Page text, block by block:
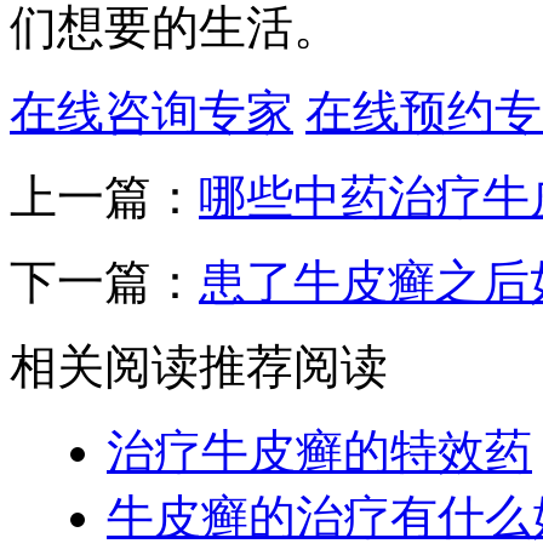
们想要的生活。
在线咨询专家 在线预约
上一篇： 哪些中药治疗
下一篇： 患了牛皮癣之
相关阅读推荐阅读
治疗牛皮癣的特效药
牛皮癣的治疗有什